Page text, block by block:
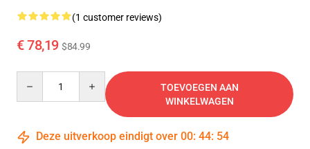
(1 customer reviews)
€ 78,19 $84.99
TOEVOEGEN AAN
WINKELWAGEN
Deze uitverkoop eindigt over 00: 44: 54